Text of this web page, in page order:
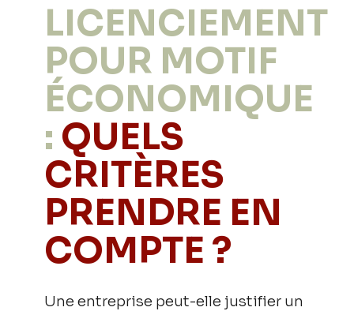
LICENCIEMENT
POUR MOTIF
ÉCONOMIQUE
: QUELS
CRITÈRES
PRENDRE EN
COMPTE ?
Une entreprise peut-elle justifier un